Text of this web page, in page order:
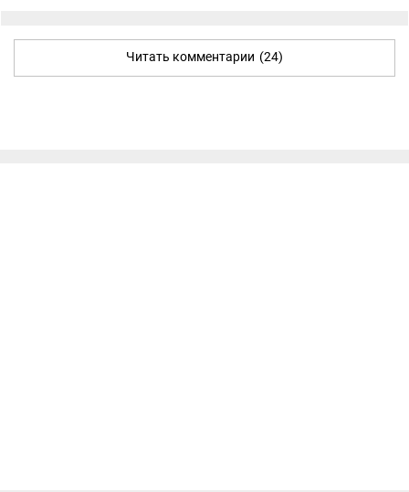
Читать комментарии (24)